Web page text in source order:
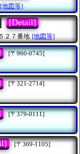
[地図等]
[Detail]
２７番地 [地図等]
[〒960-0745]
[〒321-2714]
[〒379-0111]
[〒369-1105]